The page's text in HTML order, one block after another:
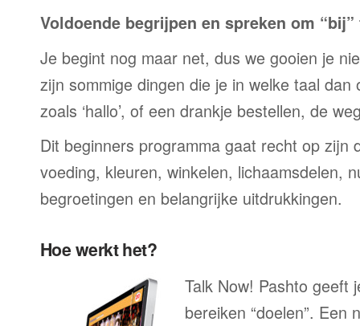
Voldoende begrijpen en spreken om
Je begint nog maar net, dus we gooien je
zijn sommige dingen die je in welke taal dan
zoals ‘hallo’, of een drankje bestellen, de
Dit beginners programma gaat recht op zijn
voeding, kleuren, winkelen, lichaamsdelen,
begroetingen en belangrijke uitdrukkingen.
Hoe werkt het?
Talk Now! Pashto geeft
bereiken “doelen”. Een